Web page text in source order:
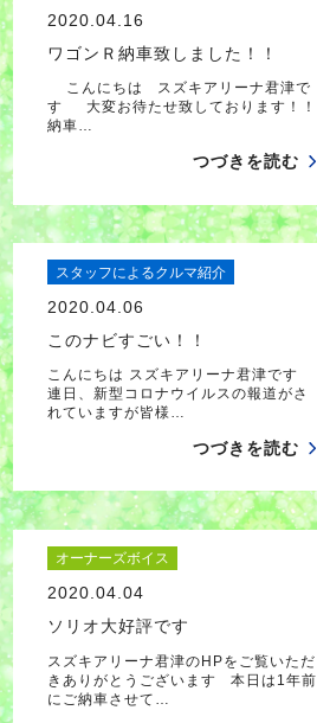
2020.04.16
ワゴンＲ納車致しました！！
こんにちは スズキアリーナ君津で
す 大変お待たせ致しております！！
納車…
つづきを読む
スタッフによるクルマ紹介
2020.04.06
このナビすごい！！
こんにちは スズキアリーナ君津です
連日、新型コロナウイルスの報道がさ
れていますが皆様…
つづきを読む
オーナーズボイス
2020.04.04
ソリオ大好評です
スズキアリーナ君津のHPをご覧いただ
きありがとうございます 本日は1年前
にご納車させて…